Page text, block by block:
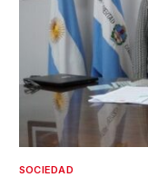
SOCIEDAD